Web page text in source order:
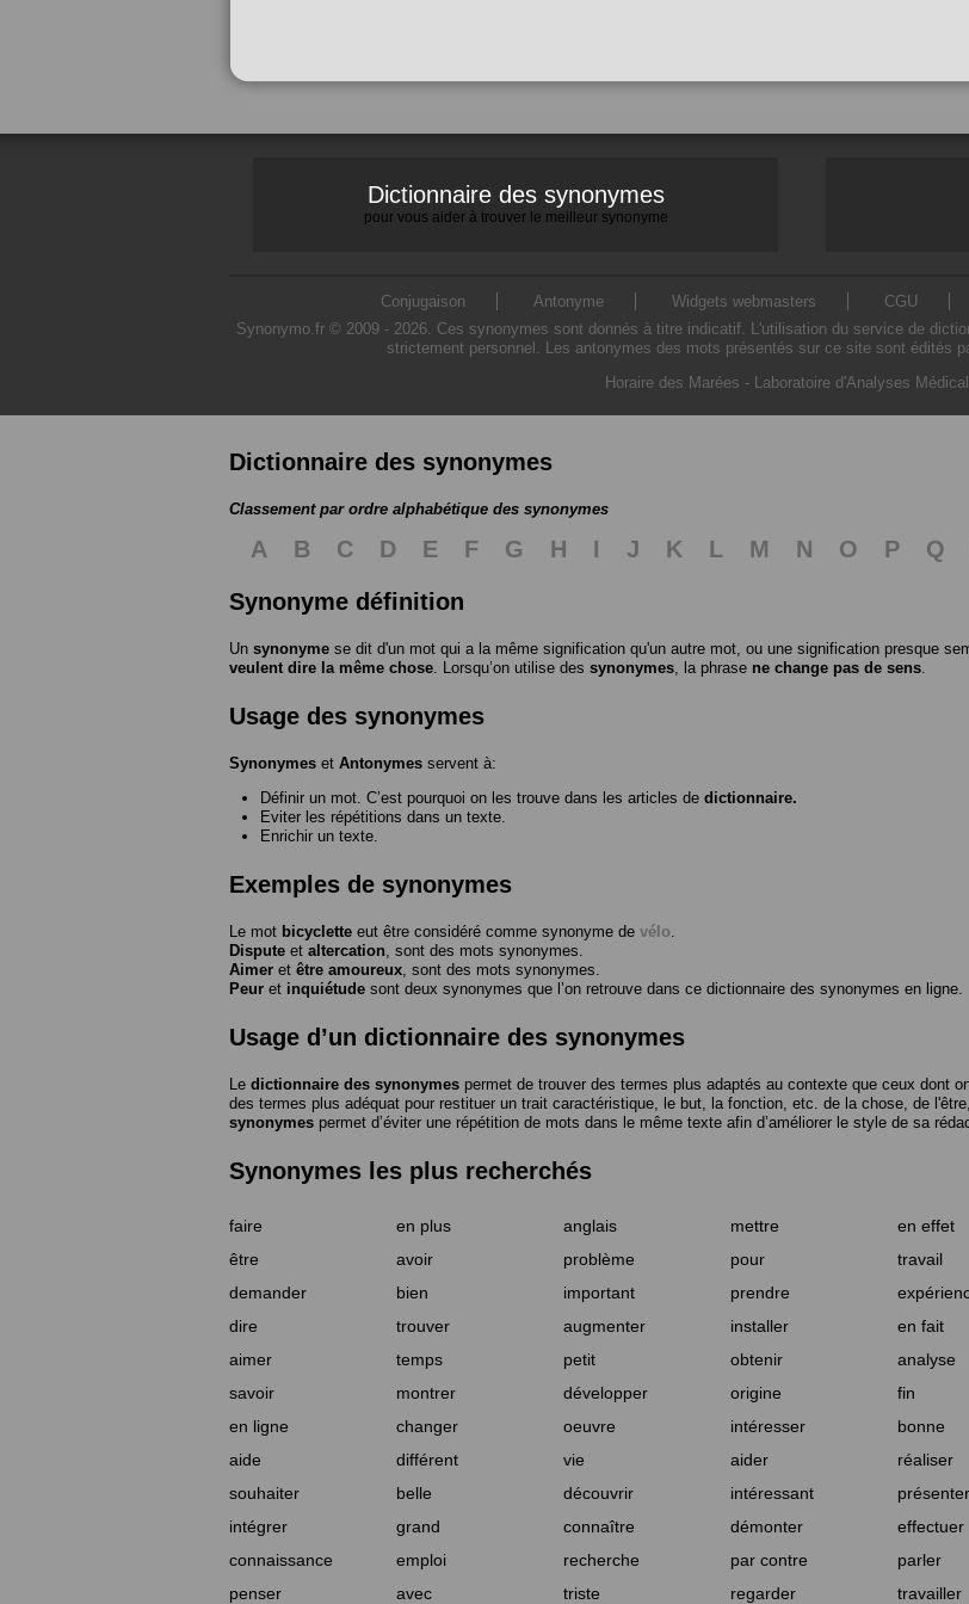
Dictionnaire des synonymes
pour vous aider à trouver le meilleur synonyme
Conjugaison Antonyme Widgets webmasters CGU
Synonymo.fr © 2009 - 2026. Ces synonymes sont donnés à titre indicatif. L'utilisation du service de
strictement personnel. Les antonymes des mots présentés sur ce site sont édités
Horaire des Marées - Laboratoire d'Analyses
Dictionnaire des synonymes
Classement par ordre alphabétique des synonymes
A B C D E F G H I J K L M N O P Q
Synonyme définition
Un synonyme se dit d'un mot qui a la même signification qu'un autre mot, ou une signification presque
veulent dire la même chose . Lorsqu’on utilise des synonymes , la phrase ne change pas de sens
Usage des synonymes
Synonymes et Antonymes servent à:
Définir un mot. C’est pourquoi on les trouve dans les articles de dictionnaire.
Eviter les répétitions dans un texte.
Enrichir un texte.
Exemples de synonymes
Le mot bicyclette eut être considéré comme synonyme de vélo
Dispute et altercation , sont des mots synonymes.
Aimer et être amoureux , sont des mots synonymes.
Peur et inquiétude sont deux synonymes que l’on retrouve dans ce dictionnaire des synonymes en ligne.
Usage d’un dictionnaire des synonymes
Le dictionnaire des synonymes permet de trouver des termes plus adaptés au contexte que ceux dont
des termes plus adéquat pour restituer un trait caractéristique, le but, la fonction, etc. de la chose, de
synonymes permet d’éviter une répétition de mots dans le même texte afin d’améliorer le style de sa
Synonymes les plus recherchés
faire en plus anglais mettre en effet
être
avoir problème pour travail
demander
bien important prendre
dire
trouver augmenter installer en fait
aimer
temps petit obtenir analyse
savoir
montrer développer origine fin
en ligne
changer oeuvre intéresser bonne
aide
différent vie aider réaliser
souhaiter
belle découvrir intéressant présenter
intégrer
grand connaître démonter effectuer
connaissance
emploi recherche par contre parler
penser
avec triste regarder travailler